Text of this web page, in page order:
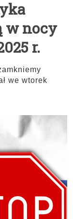
w nocy
r.
we wtorek